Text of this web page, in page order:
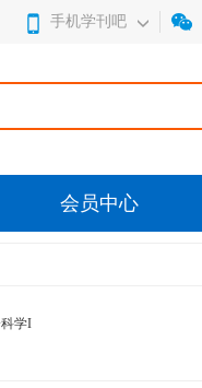
手机学刊吧
会员中心
学I